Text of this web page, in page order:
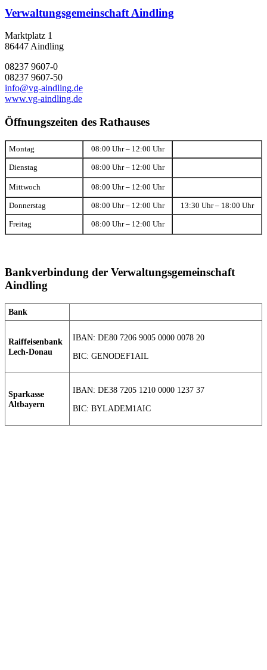
Verwaltungsgemeinschaft Aindling
Marktplatz 1
86447 Aindling
08237 9607-0
08237 9607-50
info@vg-aindling.de
www.vg-aindling.de
Öffnungszeiten des Rathauses
Montag 08:00 Uhr – 12:00 Uhr
Dienstag 08:00 Uhr – 12:00 Uhr
Mittwoch 08:00 Uhr – 12:00 Uhr
Donnerstag 08:00 Uhr – 12:00 Uhr 13:30 Uhr – 18:00 Uhr
Freitag 08:00 Uhr – 12:00 Uhr
Bankverbindung der Verwaltungsgemeinschaft
Aindling
Bank
Raiffeisenbank
Lech-Donau
IBAN: DE80 7206 9005 0000 0078 20
BIC: GENODEF1AIL
Sparkasse
Altbayern
IBAN: DE38 7205 1210 0000 1237 37
BIC: BYLADEM1AIC